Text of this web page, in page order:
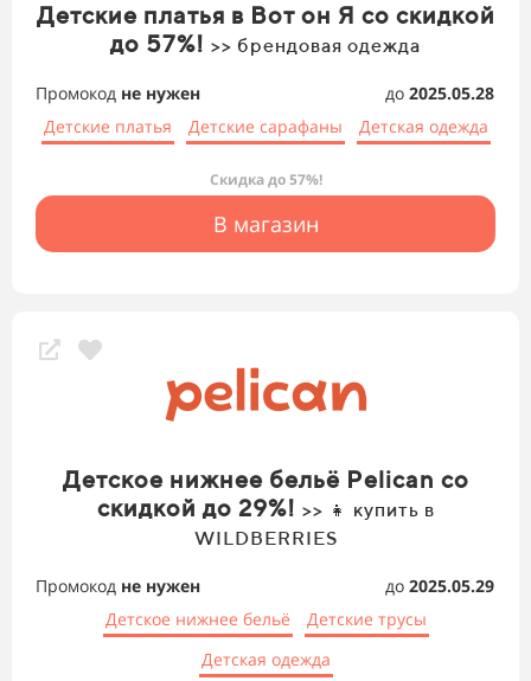
Детские платья в Вот он Я со скидкой
до 57%! >> брендовая одежда
Промокод не нужен до 2025.05.28
Детские платья
Детские сарафаны Детская одежда
Скидка до 57%!
В магазин
Детское нижнее бельё Pelican со
скидкой до 29%! >> 👧 купить в
WILDBERRIES
Промокод не нужен до 2025.05.29
Детское нижнее бельё
Детские трусы
Детская одежда